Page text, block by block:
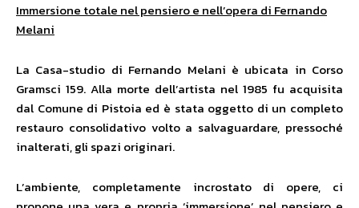
Immersione totale nel pensiero e nell’opera di Fernando
Melani
La Casa-studio di Fernando Melani è ubicata in Corso
Gramsci 159. Alla morte dell’artista nel 1985 fu acquisita
dal Comune di Pistoia ed è stata oggetto di un completo
restauro consolidativo volto a salvaguardare, pressoché
inalterati, gli spazi originari.
L’ambiente, completamente incrostato di opere, ci